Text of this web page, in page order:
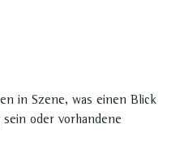
in Szene, was einen Blick
oder vorhandene